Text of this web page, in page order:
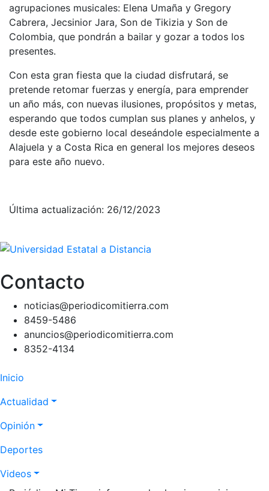
agrupaciones musicales: Elena Umaña y Gregory
Cabrera, Jecsinior Jara, Son de Tikizia y Son de
Colombia, que pondrán a bailar y gozar a todos los
presentes.
Con esta gran fiesta que la ciudad disfrutará, se
pretende retomar fuerzas y energía, para emprender
un año más, con nuevas ilusiones, propósitos y metas,
esperando que todos cumplan sus planes y anhelos, y
desde este gobierno local deseándole especialmente a
Alajuela y a Costa Rica en general los mejores deseos
para este año nuevo.
Última actualización: 26/12/2023
Contacto
noticias@periodicomitierra.com
8459-5486
anuncios@periodicomitierra.com
8352-4134
Navegación
principal
Inicio
Actualidad
Opinión
Deportes
Videos